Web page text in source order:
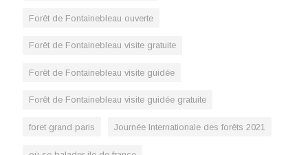
Forêt de Fontainebleau ouverte
Forêt de Fontainebleau visite gratuite
Forêt de Fontainebleau visite guidée
Forêt de Fontainebleau visite guidée gratuite
foret grand paris Journée Internationale des forêts 2021